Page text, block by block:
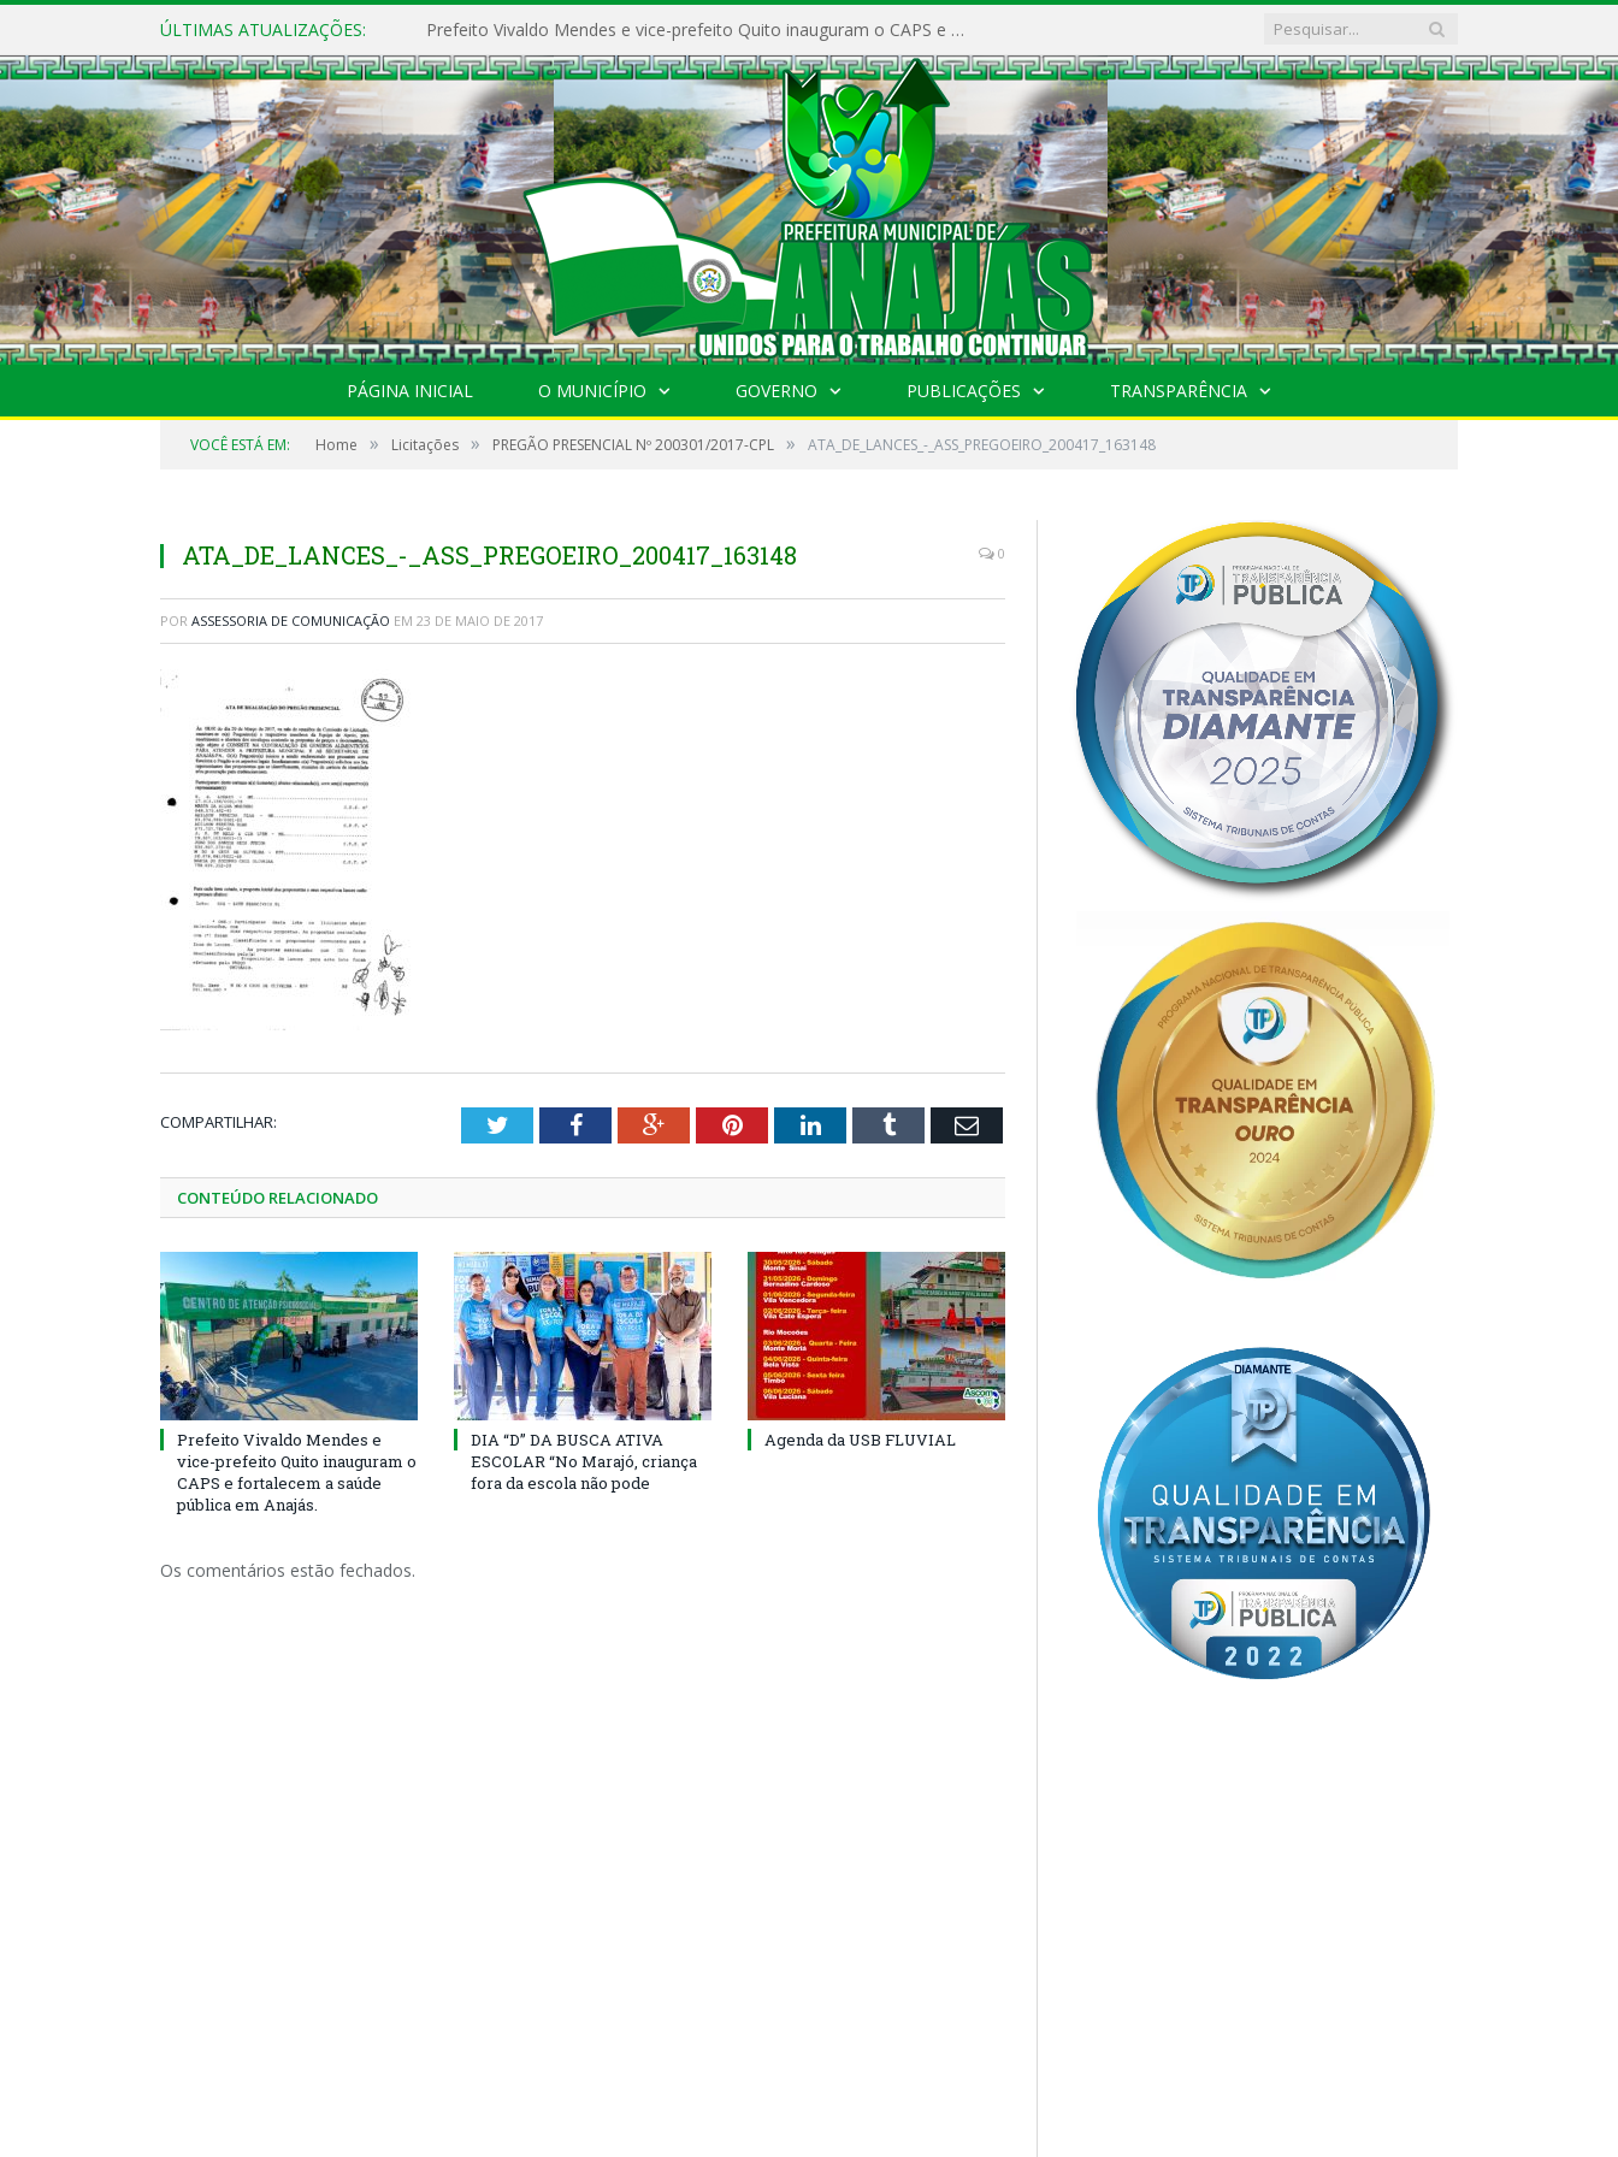
ÚLTIMAS ATUALIZAÇÕES: Prefeito Vivaldo Mendes e vice-prefeito Quito inauguram o CAPS e fortalecem a saúde pública em Anajás.
PÁGINA INICIAL O MUNICÍPIO GOVERNO PUBLICAÇÕES TRANSPARÊNCIA
VOCÊ ESTÁ EM: Home » Licitações » PREGÃO PRESENCIAL Nº 200301/2017-CPL » ATA_DE_LANCES_-_ASS_PREGOEIRO_200417_163148
ATA_DE_LANCES_-_ASS_PREGOEIRO_200417_163148 0
POR ASSESSORIA DE COMUNICAÇÃO EM 23 DE MAIO DE 2017
COMPARTILHAR: TwitterFacebookGoogle+PinterestLinkedInTumblr Email
CONTEÚDO RELACIONADO
Prefeito Vivaldo Mendes e
vice-prefeito Quito inauguram o
CAPS e fortalecem a saúde
pública em Anajás.
DIA “D” DA BUSCA ATIVA
ESCOLAR “No Marajó, criança
fora da escola não pode
Agenda da USB FLUVIAL
Os comentários estão fechados.